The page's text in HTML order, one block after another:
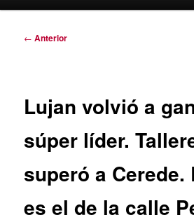
Navegación
← Anterior
Lujan volvió a
súper líder.
superó a Cerede.
es el de la calle